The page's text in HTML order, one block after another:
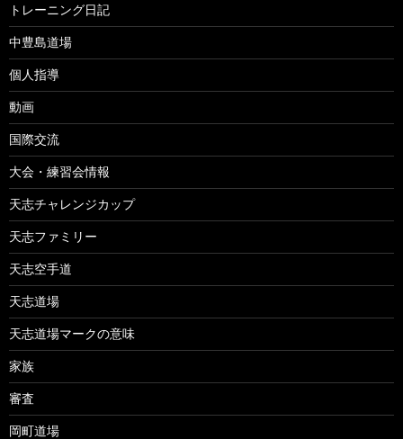
トレーニング日記
中豊島道場
個人指導
動画
国際交流
大会・練習会情報
天志チャレンジカップ
天志ファミリー
天志空手道
天志道場
天志道場マークの意味
家族
審査
岡町道場